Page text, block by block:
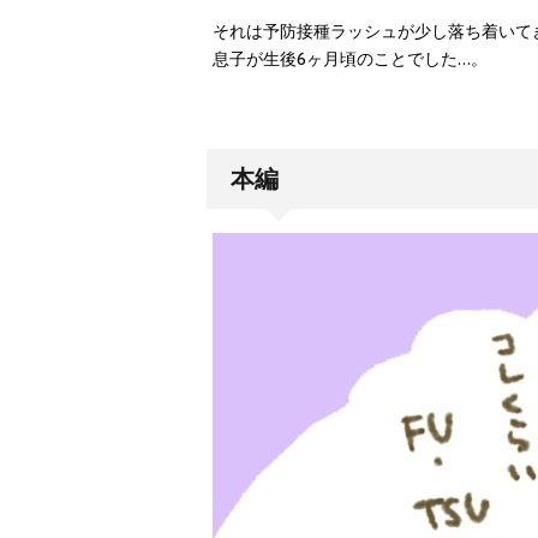
それは予防接種ラッシュが少し落ち着いて
息子が生後6ヶ月頃のことでした…。
本編